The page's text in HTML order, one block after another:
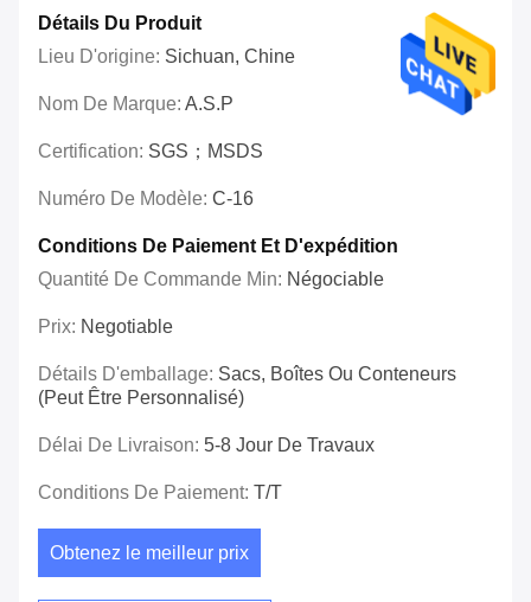
Détails Du Produit
Lieu D'origine: Sichuan, Chine
Nom De Marque: A.S.P
Certification: SGS；MSDS
Numéro De Modèle: C-16
Conditions De Paiement Et D'expédition
Quantité De Commande Min: Négociable
Prix: Negotiable
Détails D'emballage: Sacs, Boîtes Ou Conteneurs
(peut Être Personnalisé)
Délai De Livraison: 5-8 Jour De Travaux
Conditions De Paiement: T/T
Obtenez le meilleur prix